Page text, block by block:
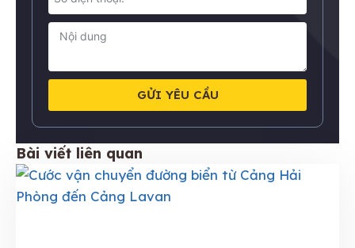
GỬI YÊU CẦU
Bài viết liên quan